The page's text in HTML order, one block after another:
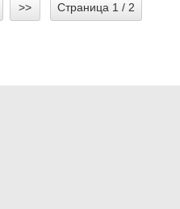
>> Страница 1 / 2